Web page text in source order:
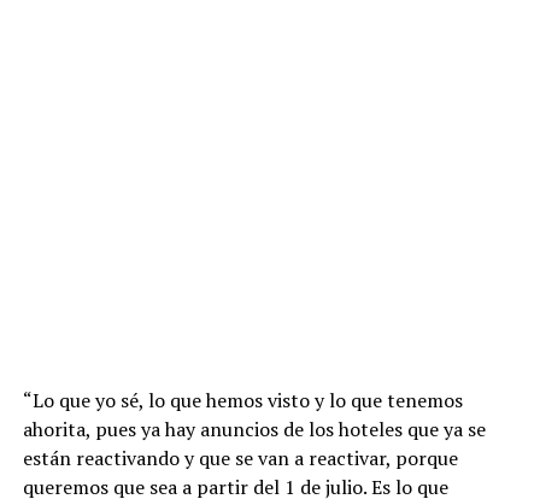
“Lo que yo sé, lo que hemos visto y lo que tenemos
ahorita, pues ya hay anuncios de los hoteles que ya se
están reactivando y que se van a reactivar, porque
queremos que sea a partir del 1 de julio. Es lo que